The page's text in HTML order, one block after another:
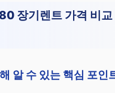
장기렌트 가격 비교
알 수 있는 핵심 포인